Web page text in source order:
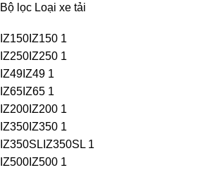
Bộ lọc Loại xe tải
IZ150 IZ150 1
IZ250 IZ250 1
IZ49 IZ49 1
IZ65 IZ65 1
IZ200 IZ200 1
IZ350 IZ350 1
IZ350SL IZ350SL 1
IZ500 IZ500 1